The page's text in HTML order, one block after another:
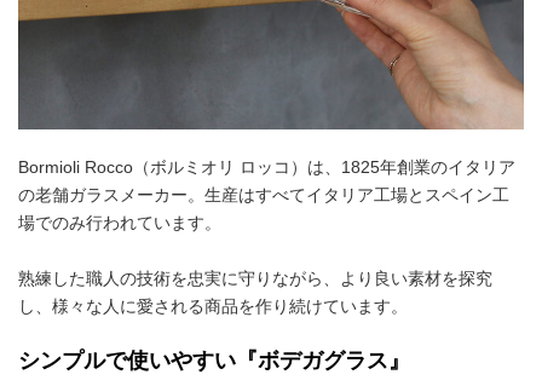
Bormioli Rocco（ボルミオリ ロッコ）は、1825年創業のイタリア
の老舗ガラスメーカー。生産はすべてイタリア工場とスペイン工
場でのみ行われています。
熟練した職人の技術を忠実に守りながら、より良い素材を探究
し、様々な人に愛される商品を作り続けています。
シンプルで使いやすい『ボデガグラス』